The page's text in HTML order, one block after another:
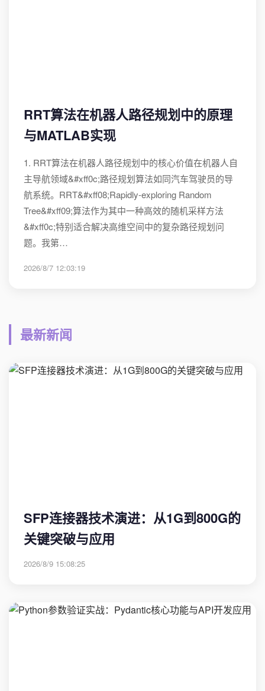
RRT算法在机器人路径规划中的原理
与MATLAB实现
1. RRT算法在机器人路径规划中的核心价值在机器人自
主导航领域&#xff0c;路径规划算法如同汽车驾驶员的导
航系统。RRT&#xff08;Rapidly-exploring Random
Tree&#xff09;算法作为其中一种高效的随机采样方法
&#xff0c;特别适合解决高维空间中的复杂路径规划问
题。我第…
2026/8/7 12:03:19
最新新闻
SFP连接器技术演进：从1G到800G的
关键突破与应用
2026/8/9 15:08:25